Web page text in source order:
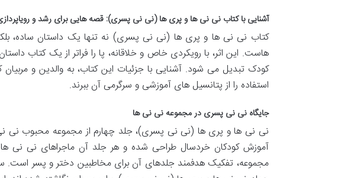
آشنایی با کتاب نی نی ها و پری ها (نی نی پسری): قصه هایی برای رشد و
کتاب نی نی ها و پری ها (نی نی پسری) نه تنها یک داستان ساده،
هاست. این اثر، با رویکردی خاص و خلاقانه، پا را فراتر از یک کتاب
کودک تبدیل می شود. آشنایی با جزئیات این کتاب، به والدین و
استفاده را از پتانسیل های آموزشی و سرگرمی آن ببرند.
جایگاه نی نی پسری در مجموعه نی نی ها
نی نی ها و پری ها (نی نی پسری)، جلد چهارم از مجموعه محبوب نی
آموزش کودکان خردسال طراحی شده و هر جلد آن ماجراهای نی نی
مجموعه، تفکیک هدفمند جلدهای آن برای مخاطبین دختر و پسر است.